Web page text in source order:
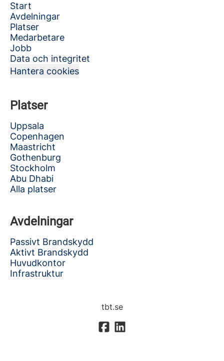
Start
Avdelningar
Platser
Medarbetare
Jobb
Data och integritet
Hantera cookies
Platser
Uppsala
Copenhagen
Maastricht
Gothenburg
Stockholm
Abu Dhabi
Alla platser
Avdelningar
Passivt Brandskydd
Aktivt Brandskydd
Huvudkontor
Infrastruktur
tbt.se